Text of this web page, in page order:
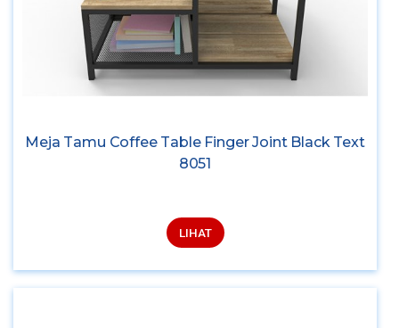
Meja Tamu Coffee Table Finger Joint Black Text
8051
LIHAT